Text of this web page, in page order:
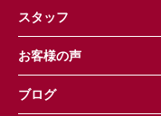
スタッフ
お客様の声
ブログ